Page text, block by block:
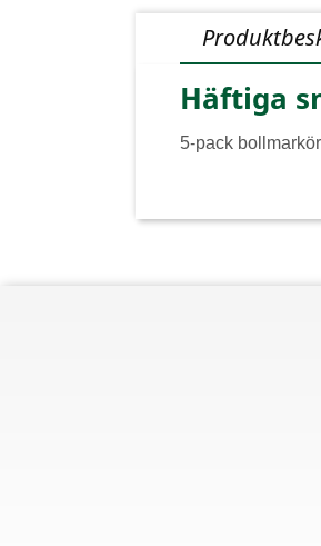
Häftiga
5-pack